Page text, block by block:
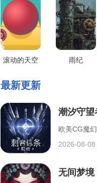
滚动的天空 雨纪
最新更新
潮汐守望
欧美CG魔
2026-08-08
无间梦境